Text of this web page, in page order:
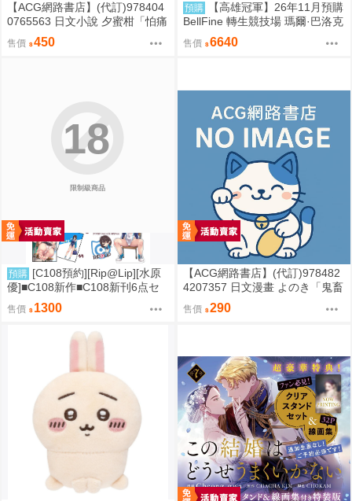
【ACG網路書店】(代訂)978404
0765563 日文小說 夕蜜柑「怕痛
的我，把防禦力點滿就對了 外傳
(3)」
售價 450
預購
【高雄冠軍】26年11月預購
BellFine 轉生競技場 瑪爾·巴洛克
1/6 免訂金0831
售價 6640
限制級商品
18
預購 [C108預約][Rip@Lip][水原
優]■C108新作■C108新刊6点セ
ット+先着特典 同人誌
售價 1300
【ACG網路書店】(代訂)978482
4207357 日文漫畫 よのき「鬼畜
英雄 (15)」
售價 290